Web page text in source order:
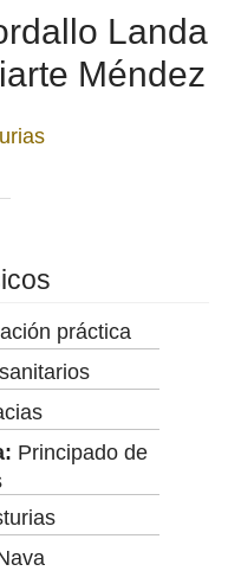
Landa
Méndez
práctica
Principado de